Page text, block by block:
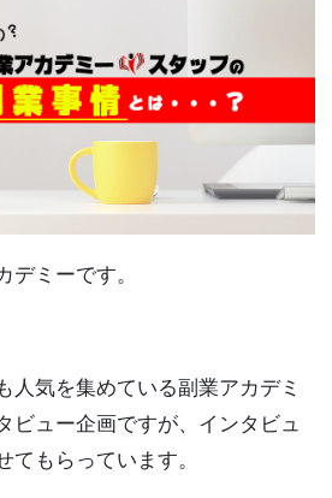
ミーです。
人気を集めている副業アカデミ
ビュー企画ですが、インタビュ
もらっています。